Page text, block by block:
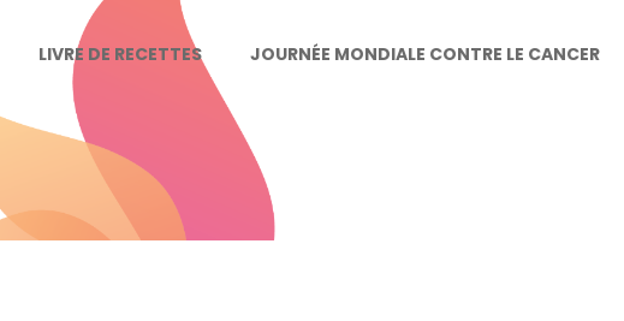
LIVRE DE RECETTES JOURNÉE MONDIALE CONTRE LE CANCER